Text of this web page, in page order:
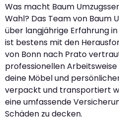
Was macht Baum
Wahl? Das Team von Baum
über langjährige Erfahrung
ist bestens mit den
von Bonn nach Prato
professionellen
deine Möbel und
verpackt und transportiert
eine umfassende
Schäden zu decken.